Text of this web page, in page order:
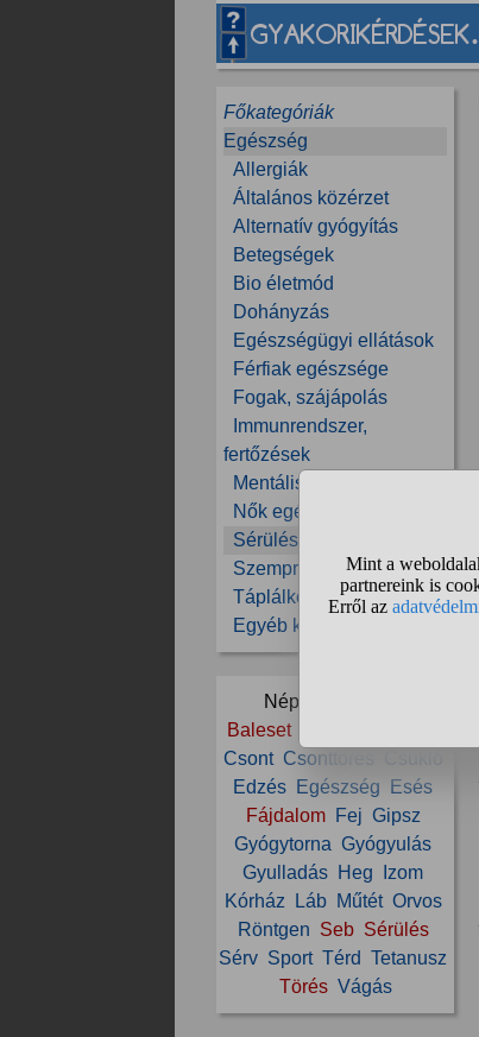
Főkategóriák
Egészség
Allergiák
Általános közérzet
Alternatív gyógyítás
Betegségek
Bio életmód
Dohányzás
Egészségügyi ellátások
Férfiak egészsége
Fogak, szájápolás
Immunrendszer,
fertőzések
Mentális egészség
Nők egészsége
Sérülések, balesetek
Szemproblémák
Táplálkozás
Egyéb kérdések
Népszerű témák:
Baleset
Csont Csonttörés
Edzés Egészség
Esés
Fájdalom
Fej Gipsz
Gyógytorna Gyógyulás
Gyulladás Heg
Izom
Kórház
Láb Műtét Orvos
Röntgen Seb Sérülés
Sérv Sport Térd Tetanusz
Törés Vágás